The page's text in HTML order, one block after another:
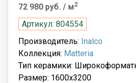
72 980 руб. / м2
Артикул: 804554
Производитель: Inalco
Коллекция: Matteria
Тип керамики:
Размер: 1600x3200